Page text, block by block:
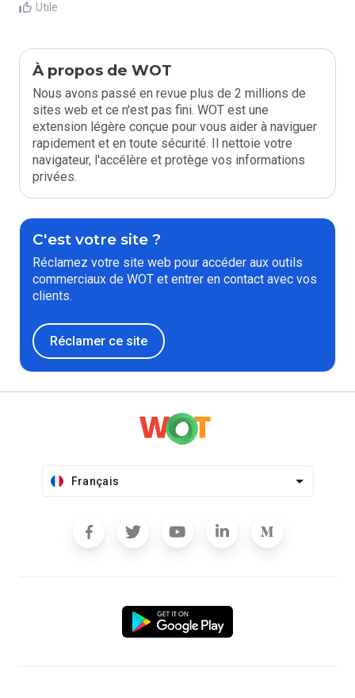
Utile
À propos de WOT
Nous avons passé en revue plus de 2 millions de
sites web et ce n'est pas fini. WOT est une
extension légère conçue pour vous aider à naviguer
rapidement et en toute sécurité. Il nettoie votre
navigateur, l'accélère et protège vos informations
privées.
C'est votre site ?
Réclamez votre site web pour accéder aux outils
commerciaux de WOT et entrer en contact avec vos
clients.
Réclamer ce site
Français